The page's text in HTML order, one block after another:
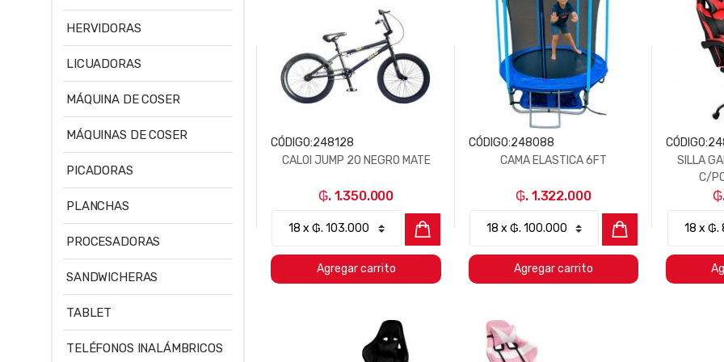
CÓDIGO:248128
CALOI JUMP 20 NEGRO MATE
₲. 1.350.000
Agregar carrito
CÓDIGO:248088
CAMA ELASTICA 6FT
₲. 1.322.000
Agregar carrito
CÓDIGO:
SILLA
C/
HERVIDORAS
LICUADORAS
MÁQUINA DE COSER
MÁQUINAS DE COSER
PICADORAS
PLANCHAS
PROCESADORAS
SANDWICHERAS
TABLET
TELÉFONOS INALÁMBRICOS